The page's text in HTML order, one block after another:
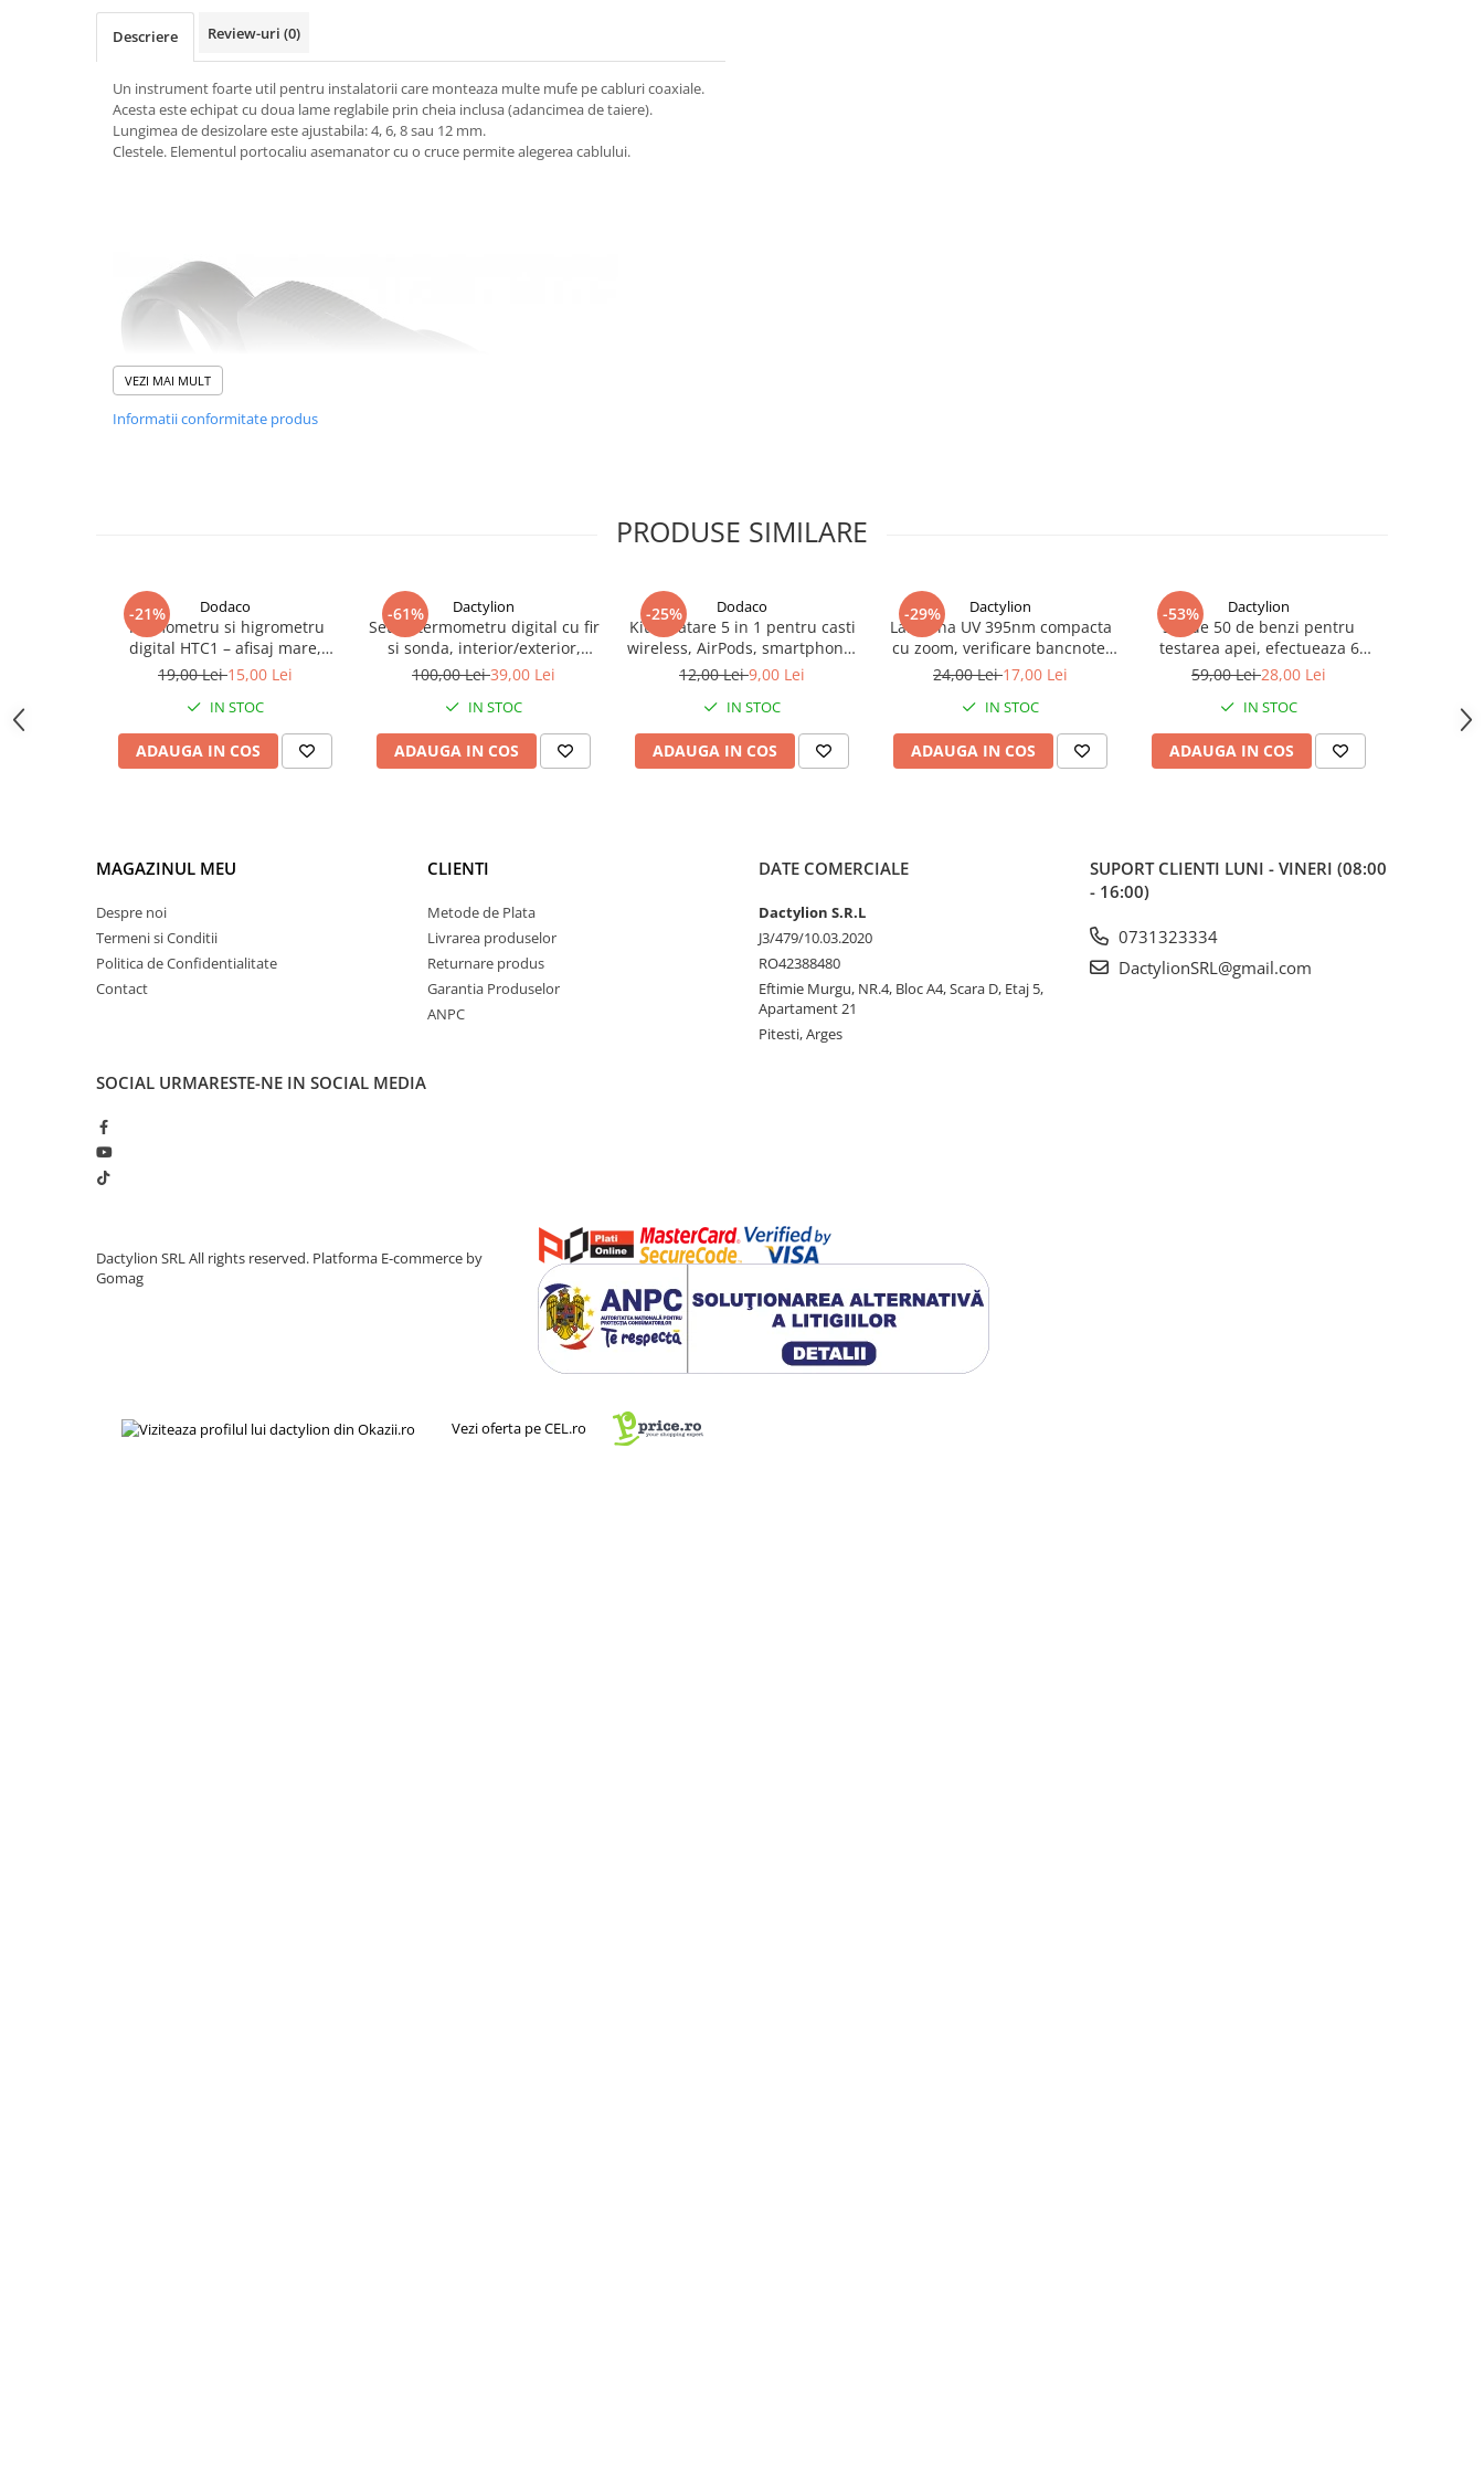
Descriere Review-uri (0)
Un instrument foarte util pentru instalatorii care monteaza multe mufe pe cabluri coaxiale.
Acesta este echipat cu doua lame reglabile prin cheia inclusa (adancimea de taiere).
Lungimea de desizolare este ajustabila: 4, 6, 8 sau 12 mm.
Clestele. Elementul portocaliu asemanator cu o cruce permite alegerea cablului.
Cum se foloseste clestele: introduceti cablul, intoarceti aparatul de cinci ori (in fiecare
Coaxul este gata acum pentru fixarea conectorului F.
VEZI MAI MULT
Informatii conformitate produs
PRODUSE SIMILARE
-21% Dodaco
Termometru si higrometru
digital HTC1 – afisaj mare,
masurare precisa si functii
19,00 Lei15,00 Lei
IN STOC
ADAUGA IN COS
-61% Dactylion
Set 4x termometru digital cu fir
si sonda, interior/exterior,
BATERII INCLUSE
100,00 Lei39,00 Lei
IN STOC
ADAUGA IN COS
-25% Dodaco
Kit curatare 5 in 1 pentru casti
wireless, AirPods, smartphone,
tastatura si aparate foto,
pentru intretinerea
dispozitivelor electronice
12,00 Lei9,00 Lei
IN STOC
ADAUGA IN COS
-29% Dactylion
Lanterna UV 395nm compacta
cu zoom, verificare bancnote,
metal, antialunecare,
negru
24,00 Lei17,00 Lei
IN STOC
ADAUGA IN COS
-53% Dactylion
Set de 50 de benzi pentru
testarea apei, efectueaza 6
teste simultan, duritate, acid
liber, clor total
59,00 Lei28,00 Lei
IN STOC
ADAUGA IN COS
MAGAZINUL MEU
Despre noi
Termeni si Conditii
Politica de Confidentialitate
Contact
CLIENTI
Metode de Plata
Livrarea produselor
Returnare produs
Garantia Produselor
ANPC
DATE COMERCIALE
Dactylion S.R.L
J3/479/10.03.2020
RO42388480
Eftimie Murgu, NR.4, Bloc A4, Scara D, Etaj 5,
Apartament 21
Pitesti, Arges
SUPORT CLIENTI LUNI - VINERI (08:00
- 16:00)
0731323334
DactylionSRL@gmail.com
SOCIAL URMARESTE-NE IN SOCIAL MEDIA
Dactylion SRL All rights reserved. Platforma E-commerce by
Gomag
Vezi oferta pe CEL.ro